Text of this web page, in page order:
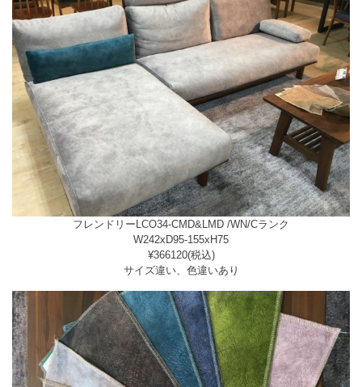
フレンドリーLCO34-CMD&LMD /WN/Cランク
W242xD95-155xH75
¥366120(税込)
サイズ違い、色違いあり